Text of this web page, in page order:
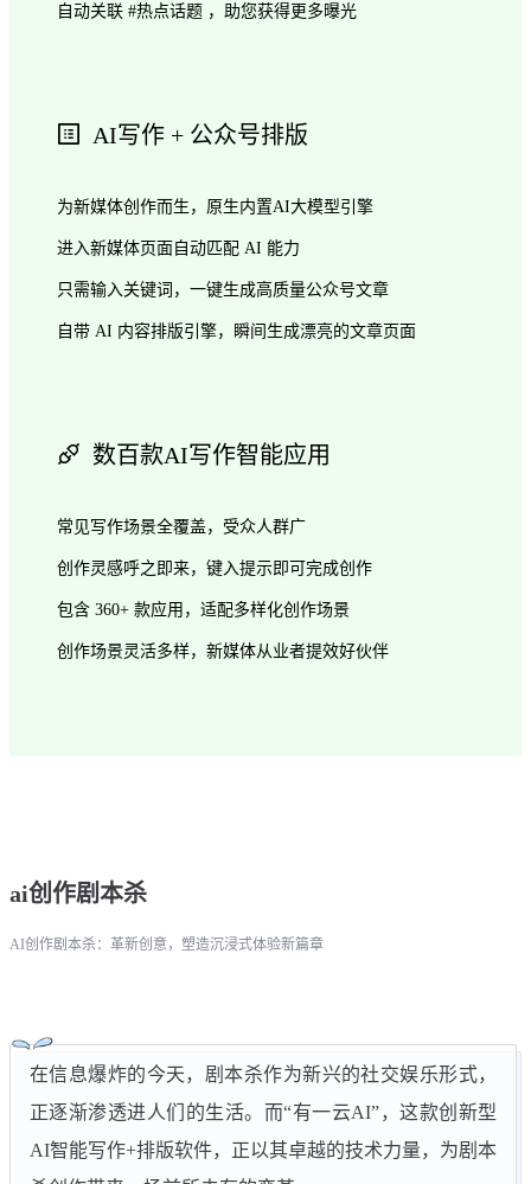
自动关联 #热点话题 ，助您获得更多曝光
AI写作 + 公众号排版
为新媒体创作而生，原生内置AI大模型引擎
进入新媒体页面自动匹配 AI 能力
只需输入关键词，一键生成高质量公众号文章
自带 AI 内容排版引擎，瞬间生成漂亮的文章页面
数百款AI写作智能应用
常见写作场景全覆盖，受众人群广
创作灵感呼之即来，键入提示即可完成创作
包含 360+ 款应用，适配多样化创作场景
创作场景灵活多样，新媒体从业者提效好伙伴
ai创作剧本杀
AI创作剧本杀：革新创意，塑造沉浸式体验新篇章
在信息爆炸的今天，剧本杀作为新兴的社交娱乐形式，
正逐渐渗透进人们的生活。而“有一云AI”，这款创新型
AI智能写作+排版软件，正以其卓越的技术力量，为剧本